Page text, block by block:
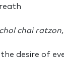
chai ratzon,
desire of